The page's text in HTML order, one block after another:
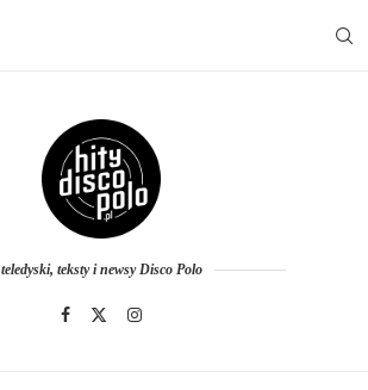
teledyski, teksty i newsy Disco Polo